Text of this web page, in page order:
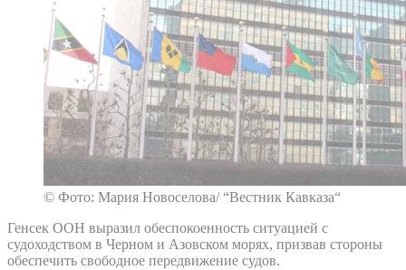
© Фото: Мария Новоселова/ “Вестник Кавказа“
Генсек ООН выразил обеспокоенность ситуацией с
судоходством в Черном и Азовском морях, призвав стороны
обеспечить свободное передвижение судов.